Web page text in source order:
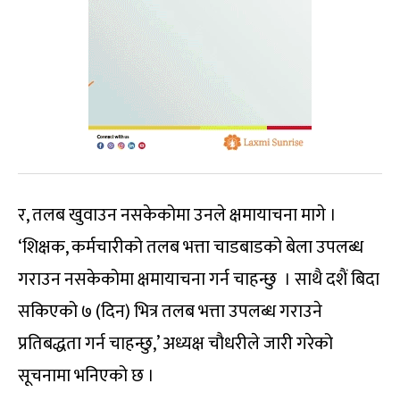
र, तलब खुवाउन नसकेकोमा उनले क्षमायाचना मागे ।
‘शिक्षक, कर्मचारीको तलब भत्ता चाडबाडको बेला उपलब्ध
गराउन नसकेकोमा क्षमायाचना गर्न चाहन्छु । साथै दशैं बिदा
सकिएको ७ (दिन) भित्र तलब भत्ता उपलब्ध गराउने
प्रतिबद्धता गर्न चाहन्छु,’ अध्यक्ष चौधरीले जारी गरेको
सूचनामा भनिएको छ ।